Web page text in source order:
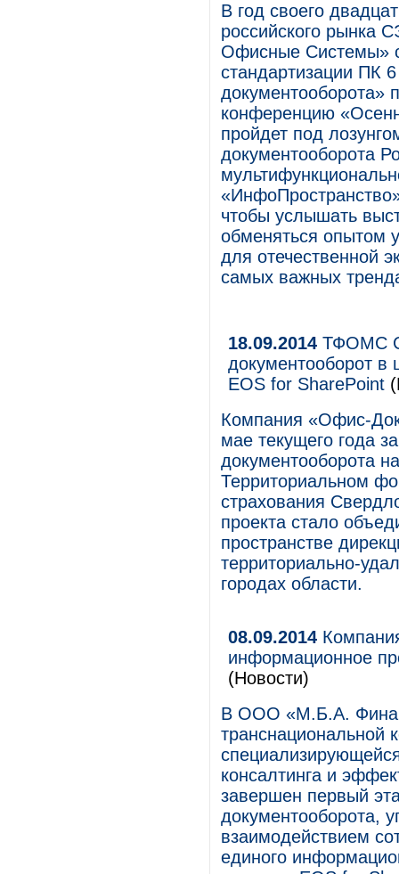
В год своего
российского рынка
Офисные Системы»
стандартизации ПК
документооборота»
конференцию
пройдет под
документооборота
чтобы услышать
обменяться опытом
для отечественной
самых важных
18.09.2014 ТФОМС
документооборот
EOS for SharePoint
Компания «Офис-
мае текущего года
документооборота
Территориальном
страхования
проекта стало
пространстве
территориально-
городах области.
08.09.2014
информационное
(Новости)
В ООО «М.Б.А.
транснациональной
консалтинга и
завершен первый
документооборота,
взаимодействием
единого